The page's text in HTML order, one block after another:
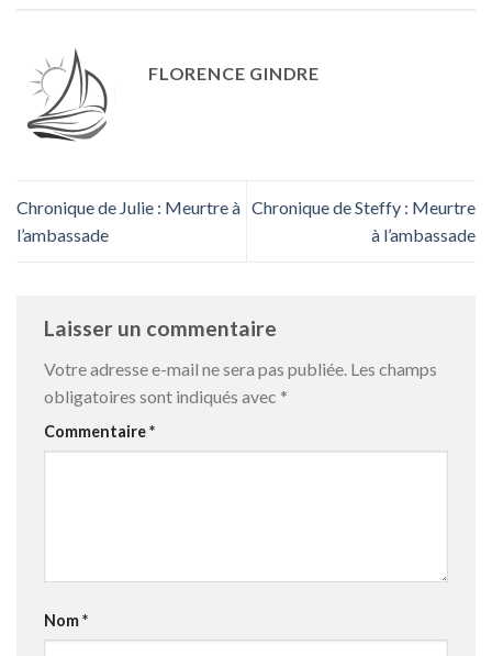
FLORENCE GINDRE
Chronique de Julie : Meurtre à
l’ambassade
Chronique de Steffy : Meurtre
à l’ambassade
Laisser un commentaire
Votre adresse e-mail ne sera pas publiée. Les champs
obligatoires sont indiqués avec *
Commentaire*
Nom*